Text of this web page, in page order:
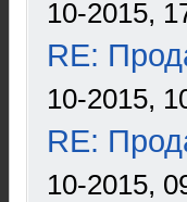
10-2015,
RE:
10-2015,
RE:
10-2015,